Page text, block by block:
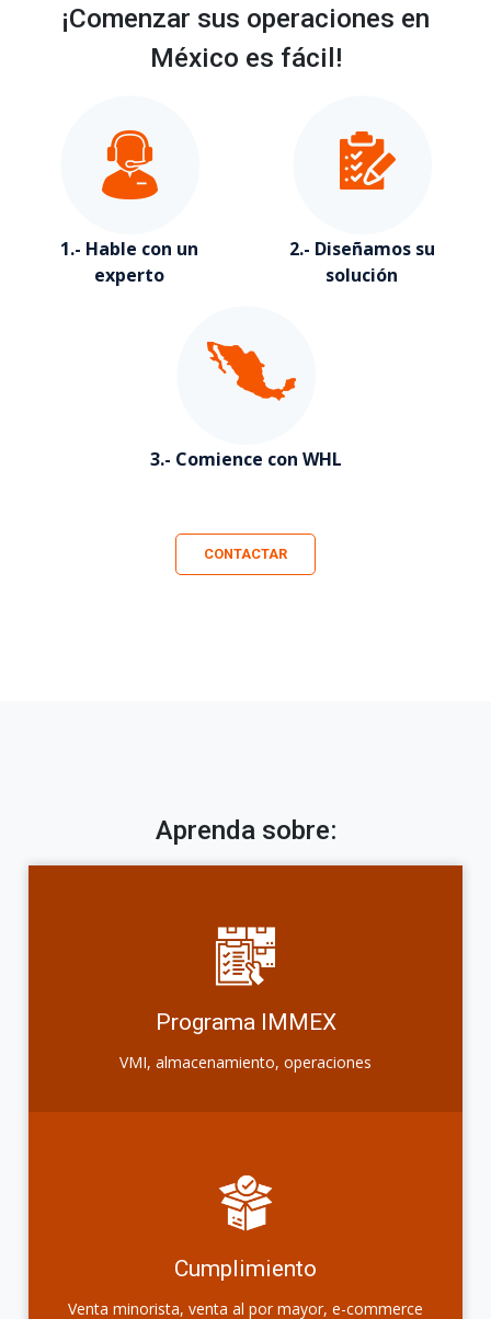
¡Comenzar sus operaciones en
México es fácil!
1.- Hable con un
experto
2.- Diseñamos su
solución
3.- Comience con WHL
CONTACTAR
Aprenda sobre:
Programa IMMEX
VMI, almacenamiento, operaciones
Cumplimiento
Venta minorista, venta al por mayor, e-commerce